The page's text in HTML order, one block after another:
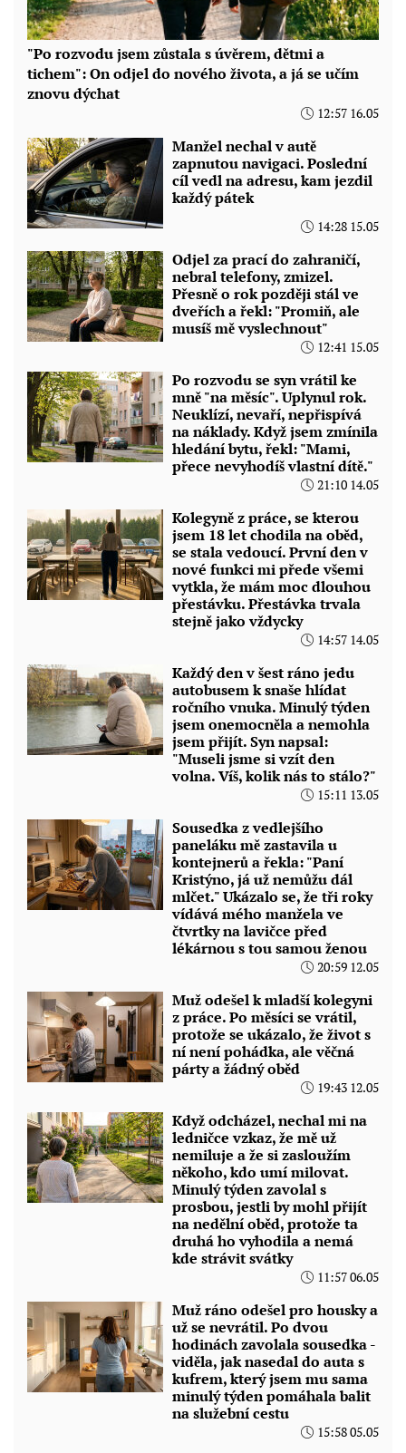
"Po rozvodu jsem zůstala s úvěrem, dětmi a
tichem": On odjel do nového života, a já se učím
znovu dýchat
12:57 16.05
Manžel nechal v autě
zapnutou navigaci. Poslední
cíl vedl na adresu, kam jezdil
každý pátek
14:28 15.05
Odjel za prací do zahraničí,
nebral telefony, zmizel.
Přesně o rok později stál ve
dveřích a řekl: "Promiň, ale
musíš mě vyslechnout"
12:41 15.05
Po rozvodu se syn vrátil ke
mně "na měsíc". Uplynul rok.
Neuklízí, nevaří, nepřispívá
na náklady. Když jsem zmínila
hledání bytu, řekl: "Mami,
přece nevyhodíš vlastní dítě."
21:10 14.05
Kolegyně z práce, se kterou
jsem 18 let chodila na oběd,
se stala vedoucí. První den v
nové funkci mi přede všemi
vytkla, že mám moc dlouhou
přestávku. Přestávka trvala
stejně jako vždycky
14:57 14.05
Každý den v šest ráno jedu
autobusem k snaše hlídat
ročního vnuka. Minulý týden
jsem onemocněla a nemohla
jsem přijít. Syn napsal:
"Museli jsme si vzít den
volna. Víš, kolik nás to stálo?"
15:11 13.05
Sousedka z vedlejšího
paneláku mě zastavila u
kontejnerů a řekla: "Paní
Kristýno, já už nemůžu dál
mlčet." Ukázalo se, že tři roky
vídává mého manžela ve
čtvrtky na lavičce před
lékárnou s tou samou ženou
20:59 12.05
Muž odešel k mladší kolegyni
z práce. Po měsíci se vrátil,
protože se ukázalo, že život s
ní není pohádka, ale věčná
párty a žádný oběd
19:43 12.05
Když odcházel, nechal mi na
ledničce vzkaz, že mě už
nemiluje a že si zasloužím
někoho, kdo umí milovat.
Minulý týden zavolal s
prosbou, jestli by mohl přijít
na nedělní oběd, protože ta
druhá ho vyhodila a nemá
kde strávit svátky
11:57 06.05
Muž ráno odešel pro housky a
už se nevrátil. Po dvou
hodinách zavolala sousedka -
viděla, jak nasedal do auta s
kufrem, který jsem mu sama
minulý týden pomáhala balit
na služební cestu
15:58 05.05